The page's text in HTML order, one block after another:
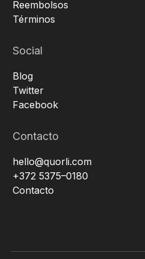
Reembolsos
Términos
Social
Blog
Twitter
Facebook
Contacto
hello@quorli.com
+372 5375–0180
Contacto